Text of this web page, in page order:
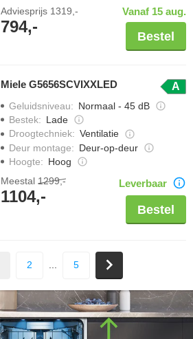
Adviesprijs 1319,-
794,-
Vanaf 15 aug.
Bestel
Miele G5656SCVIXXLED A
Geluidsniveau: Normaal - 45 dB
Bestek: Lade
Droogtechniek: Ventilatie
Deur montage: Deur-op-deur
Hoogte: Hoog
Meestal 1299,-
1104,-
Leverbaar
Bestel
2 5